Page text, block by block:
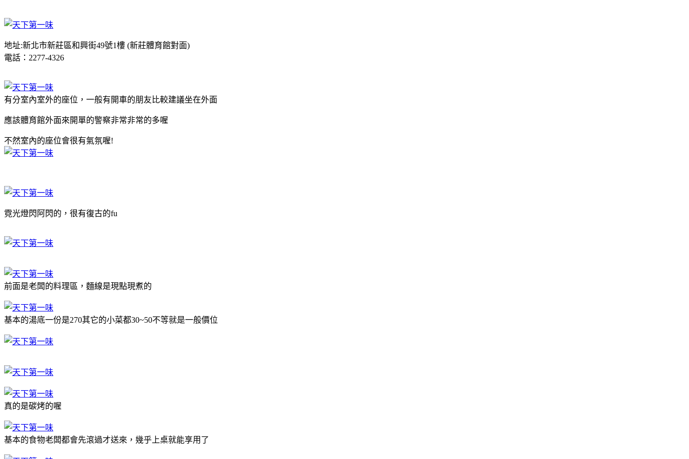
地址:新北市新莊區和興街49號1樓 (新莊體育館對面)
電話：2277-4326
有分室內室外的座位，一般有開車的朋友比較建議坐在外面
應該體育館外面來開單的警察非常非常的多喔
不然室內的座位會很有氣氛喔!
霓光燈閃阿閃的，很有復古的fu
前面是老闆的料理區，麵線是現點現煮的
基本的湯底一份是270其它的小菜都30~50不等就是一般價位
真的是碳烤的喔
基本的食物老闆都會先滾過才送來，幾乎上桌就能享用了